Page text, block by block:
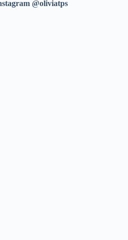
@oliviatps